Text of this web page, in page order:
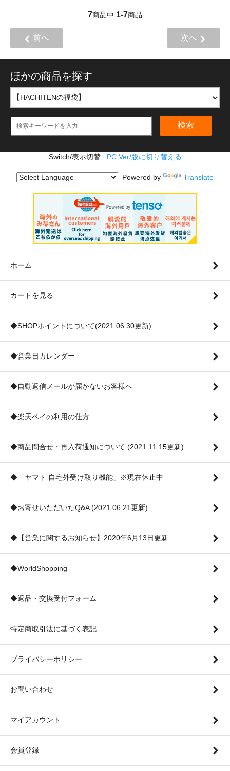
7商品中 1-7商品
前へ 次へ
ほかの商品を探す
検索
Switch/表示切替 : PC.Ver/版に切り替える
Powered by Translate
ホーム
カートを見る
◆SHOPポイントについて(2021.06.30更新)
◆営業日カレンダー
◆自動返信メールが届かないお客様へ
◆楽天ペイの利用の仕方
◆商品問合せ・再入荷通知について (2021.11.15更新)
◆「ヤマト 自宅外受け取り機能」※現在休止中
◆お寄せいただいたQ&A (2021.06.21更新)
◆【営業に関するお知らせ】2020年6月13日更新
◆WorldShopping
◆返品・交換受付フォーム
特定商取引法に基づく表記
プライバシーポリシー
お問い合わせ
マイアカウント
会員登録